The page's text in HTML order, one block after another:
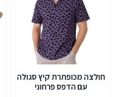
חולצה מכופתרת קיץ סגולה
עם הדפס פרחוני